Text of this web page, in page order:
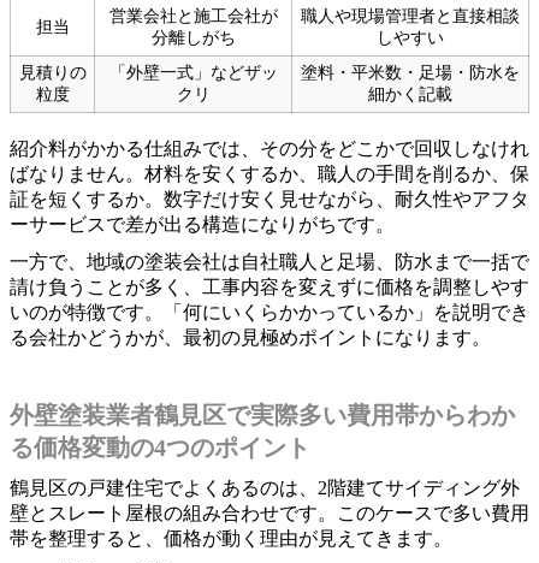
担当
営業会社と施工会社が
分離しがち
職人や現場管理者と直接相談
しやすい
見積りの
粒度
「外壁一式」などザッ
クリ
塗料・平米数・足場・防水を
細かく記載
紹介料がかかる仕組みでは、その分をどこかで回収しなけれ
ばなりません。材料を安くするか、職人の手間を削るか、保
証を短くするか。数字だけ安く見せながら、耐久性やアフタ
ーサービスで差が出る構造になりがちです。
一方で、地域の塗装会社は自社職人と足場、防水まで一括で
請け負うことが多く、工事内容を変えずに価格を調整しやす
いのが特徴です。「何にいくらかかっているか」を説明でき
る会社かどうかが、最初の見極めポイントになります。
外壁塗装業者鶴見区で実際多い費用帯からわか
る価格変動の4つのポイント
鶴見区の戸建住宅でよくあるのは、2階建てサイディング外
壁とスレート屋根の組み合わせです。このケースで多い費用
帯を整理すると、価格が動く理由が見えてきます。